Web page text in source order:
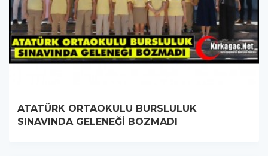
ATATÜRK ORTAOKULU BURSLULUK
SINAVINDA GELENEĞİ BOZMADI